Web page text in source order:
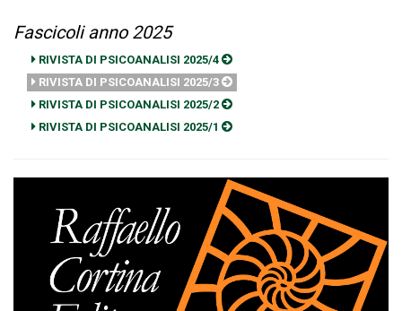
Fascicoli anno 2025
RIVISTA DI PSICOANALISI 2025/4
RIVISTA DI PSICOANALISI 2025/3
RIVISTA DI PSICOANALISI 2025/2
RIVISTA DI PSICOANALISI 2025/1